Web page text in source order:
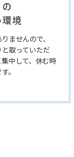
環境
ませんので、
取っていただ
中して、休む時
。